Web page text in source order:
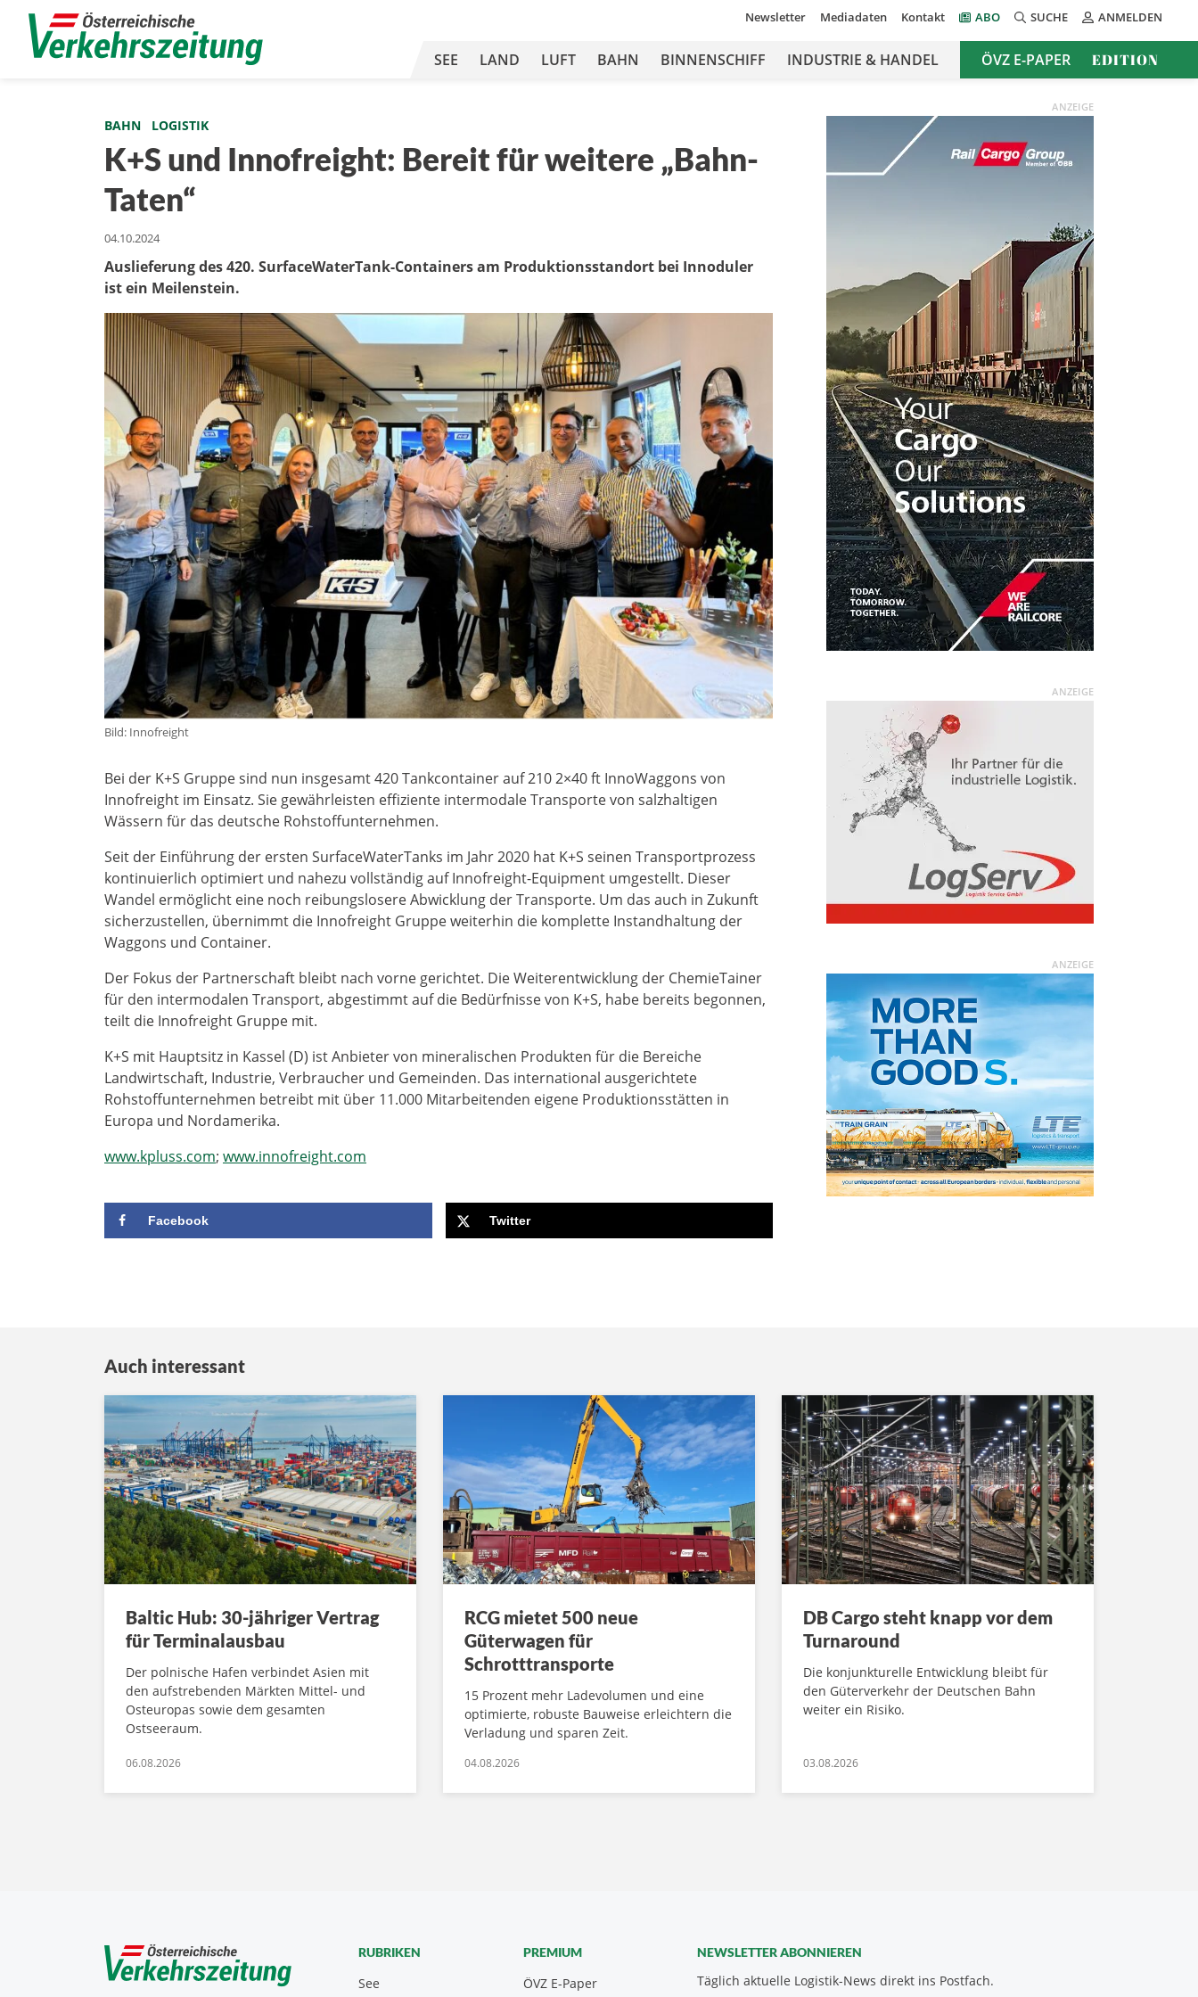
Newsletter Mediadaten Kontakt ABO SUCHE ANMELDEN
SEE LAND LUFT BAHN BINNENSCHIFF INDUSTRIE & HANDEL ÖVZ E-PAPER EDITION
BAHN LOGISTIK
K+S und Innofreight: Bereit für weitere „Bahn-
Taten“
04.10.2024
Auslieferung des 420. SurfaceWaterTank-Containers am Produktionsstandort bei Innoduler
ist ein Meilenstein.
Bild: Innofreight
Bei der K+S Gruppe sind nun insgesamt 420 Tankcontainer auf 210 2×40 ft InnoWaggons von
Innofreight im Einsatz. Sie gewährleisten effiziente intermodale Transporte von salzhaltigen
Wässern für das deutsche Rohstoffunternehmen.
Seit der Einführung der ersten SurfaceWaterTanks im Jahr 2020 hat K+S seinen Transportprozess
kontinuierlich optimiert und nahezu vollständig auf Innofreight-Equipment umgestellt. Dieser
Wandel ermöglicht eine noch reibungslosere Abwicklung der Transporte. Um das auch in Zukunft
sicherzustellen, übernimmt die Innofreight Gruppe weiterhin die komplette Instandhaltung der
Waggons und Container.
Der Fokus der Partnerschaft bleibt nach vorne gerichtet. Die Weiterentwicklung der ChemieTainer
für den intermodalen Transport, abgestimmt auf die Bedürfnisse von K+S, habe bereits begonnen,
teilt die Innofreight Gruppe mit.
K+S mit Hauptsitz in Kassel (D) ist Anbieter von mineralischen Produkten für die Bereiche
Landwirtschaft, Industrie, Verbraucher und Gemeinden. Das international ausgerichtete
Rohstoffunternehmen betreibt mit über 11.000 Mitarbeitenden eigene Produktionsstätten in
Europa und Nordamerika.
www.kpluss.com; www.innofreight.com
Facebook Twitter
ANZEIGE
ANZEIGE
ANZEIGE
Auch interessant
Baltic Hub: 30-jähriger Vertrag
für Terminalausbau
Der polnische Hafen verbindet Asien mit
den aufstrebenden Märkten Mittel- und
Osteuropas sowie dem gesamten
Ostseeraum.
06.08.2026
RCG mietet 500 neue
Güterwagen für
Schrotttransporte
15 Prozent mehr Ladevolumen und eine
optimierte, robuste Bauweise erleichtern die
Verladung und sparen Zeit.
04.08.2026
DB Cargo steht knapp vor dem
Turnaround
Die konjunkturelle Entwicklung bleibt für
den Güterverkehr der Deutschen Bahn
weiter ein Risiko.
03.08.2026
NEWSLETTER ABONNIEREN
Täglich aktuelle Logistik-News direkt ins Postfach.
RUBRIKEN
See
PREMIUM
ÖVZ E-Paper